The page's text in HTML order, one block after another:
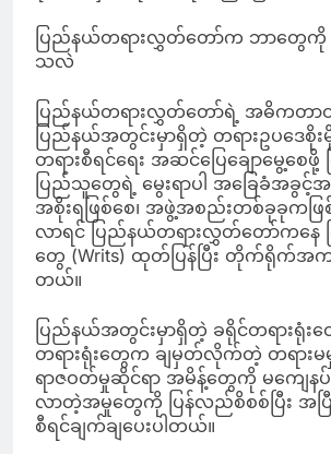
ပြည်နယ်တရားလွှတ်တော်က ဘာတွေကို
သလဲ
ပြည်နယ်တရားလွှတ်တော်ရဲ့ အဓိကတာ
ပြည်နယ်အတွင်းမှာရှိတဲ့ တရားဥပဒေစိုးမို
တရားစီရင်ရေး အဆင်ပြေချောမွေ့စေဖို့
ပြည်သူတွေရဲ့ မွေးရာပါ အခြေခံအခွင့်
အစိုးရဖြစ်စေ၊ အဖွဲ့အစည်းတစ်ခုခုကဖြ
လာရင် ပြည်နယ်တရားလွှတ်တော်ကနေ
တွေ (Writs) ထုတ်ပြန်ပြီး တိုက်ရိုက်အ
တယ်။
ပြည်နယ်အတွင်းမှာရှိတဲ့ ခရိုင်တရားရုံးတွ
တရားရုံးတွေက ချမှတ်လိုက်တဲ့ တရားမ
ရာဇဝတ်မှုဆိုင်ရာ အမိန့်တွေကို မကျေ
လာတဲ့အမှုတွေကို ပြန်လည်စိစစ်ပြီး အပ
စီရင်ချက်ချပေးပါတယ်။